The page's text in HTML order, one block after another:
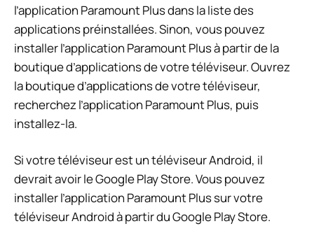
l’application Paramount Plus dans la liste des
applications préinstallées. Sinon, vous pouvez
installer l’application Paramount Plus à partir de la
boutique d’applications de votre téléviseur. Ouvrez
la boutique d’applications de votre téléviseur,
recherchez l’application Paramount Plus, puis
installez-la.
Si votre téléviseur est un téléviseur Android, il
devrait avoir le Google Play Store. Vous pouvez
installer l’application Paramount Plus sur votre
téléviseur Android à partir du Google Play Store.